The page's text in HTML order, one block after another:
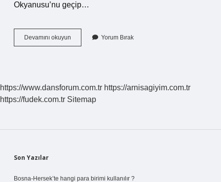
Okyanusu’nu geçip…
Devamını okuyun
Kolomb
Mu
Yanlış
Yorum Bırak
https://www.dansforum.com.tr https://arnisagiyim.com.tr
https://fudek.com.tr Sitemap
Sidebar
Son Yazılar
Bosna-Hersek’te hangi para birimi kullanılır ?